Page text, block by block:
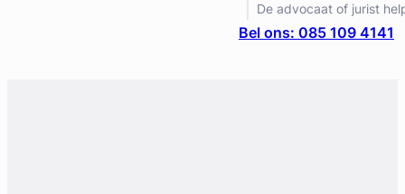
De advocaat of jurist
Bel ons: 085 109 4141